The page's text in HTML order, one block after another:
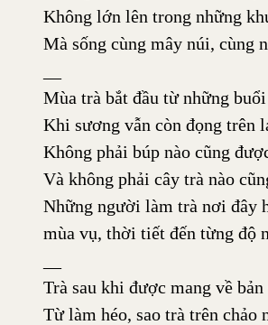
Không lớn lên trong những
Mà sống cùng mây núi, cùng
Mùa trà bắt đầu từ những
Khi sương vẫn còn đọng trên
Không phải búp nào cũng
Và không phải cây trà nào
Những người làm trà nơi đây
mùa vụ, thời tiết đến từng độ
Trà sau khi được mang về
Từ làm héo, sao trà trên chảo